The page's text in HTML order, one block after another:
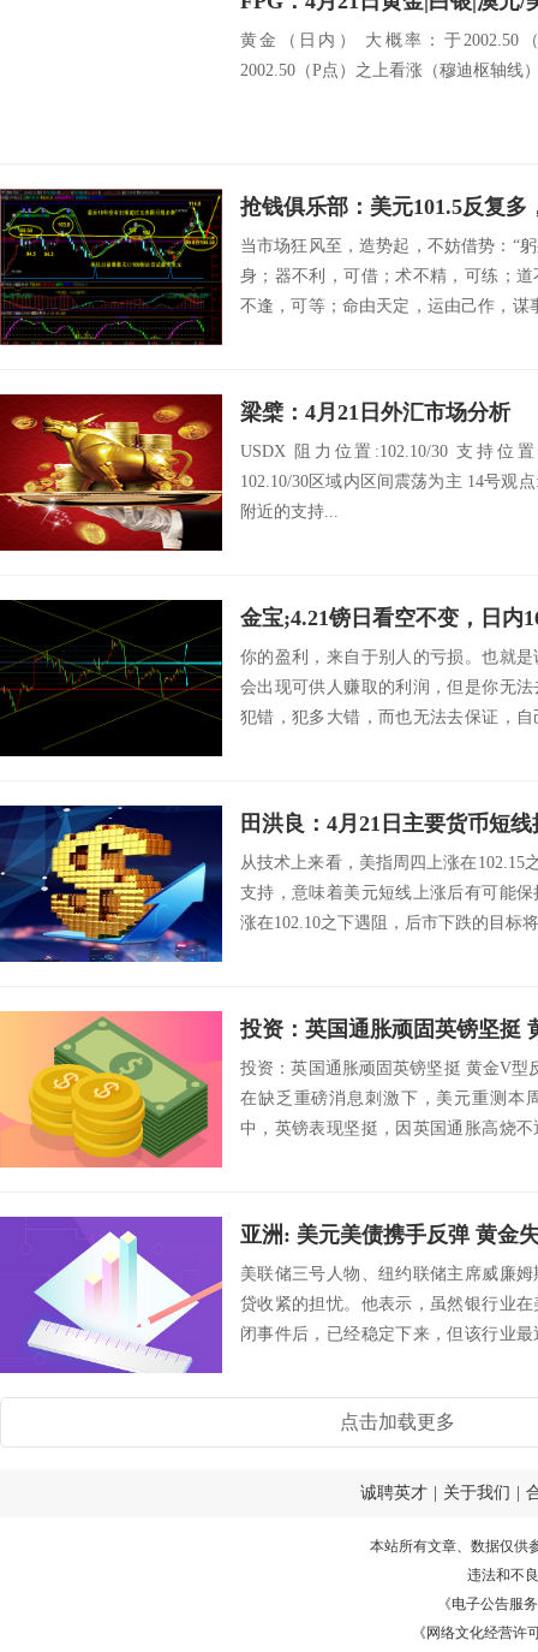
黄金（日内） 大概率：于2002.50
2002.50（P点）之上看涨（穆迪枢轴线
抢钱俱乐部：美元101.5反复多
当市场狂风至，造势起，不妨借势：“
身；器不利，可借；术不精，可练；
不逢，可等；命由天定，运由己作，谋
梁檗：4月21日外汇市场分析
USDX 阻力位置:102.10/30 支持位置
102.10/30区域内区间震荡为主 14号观
附近的支持...
金宝;4.21镑日看空不变，日内
你的盈利，来自于别人的亏损。也就
会出现可供人赚取的利润，但是你无
犯错，犯多大错，而也无法去保证，
田洪良：4月21日主要货币
从技术上来看，美指周四上涨在102.15
支持，意味着美元短线上涨后有可能
涨在102.10之下遇阻，后市下跌的目标
投资：英国通胀顽固英镑坚挺
投资：英国通胀顽固英镑坚挺 黄金V型
在缺乏重磅消息刺激下，美元重测本
中，英镑表现坚挺，因英国通胀高烧
亚洲: 美元美债携手反弹 黄金
美联储三号人物、纽约联储主席威廉
贷收紧的担忧。他表示，虽然银行业
闭事件后，已经稳定下来，但该行业
点击加载更多
诚聘英才 关于我们
本站所有文章、数据仅供
违法和不
《电子公告服务
《网络文化经营许